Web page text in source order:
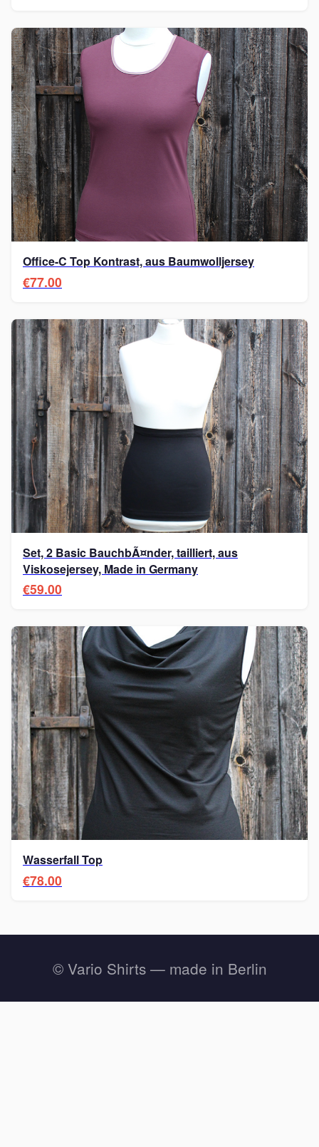
Office-C Top Kontrast, aus Baumwolljersey
€77.00
Set, 2 Basic BauchbÃ¤nder, tailliert, aus
Viskosejersey, Made in Germany
€59.00
Wasserfall Top
€78.00
© Vario Shirts — made in Berlin